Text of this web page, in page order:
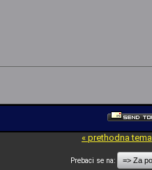
« prethodna tema
Prebaci se na: